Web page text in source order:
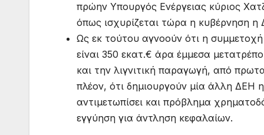
πρώην Υπουργός Ενέργειας κύριος
όπως ισχυρίζεται τώρα η κυβέρνηση
Ως εκ τούτου αγνοούν ότι η
είναι 350 εκατ.€ άρα έμμεσα
και την λιγνιτική παραγωγή, από
πλέον, ότι δημιουργούν μία άλλη ΔΕΗ
αντιμετωπίσει και πρόβλημα
εγγύηση για άντληση κεφαλαίων.